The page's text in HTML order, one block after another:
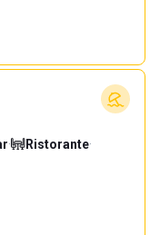
· Ristorante·